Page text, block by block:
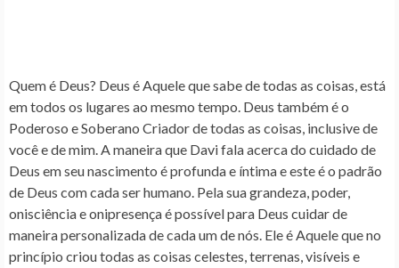
Quem é Deus? Deus é Aquele que sabe de todas as coisas, está
em todos os lugares ao mesmo tempo. Deus também é o
Poderoso e Soberano Criador de todas as coisas, inclusive de
você e de mim. A maneira que Davi fala acerca do cuidado de
Deus em seu nascimento é profunda e íntima e este é o padrão
de Deus com cada ser humano. Pela sua grandeza, poder,
onisciência e onipresença é possível para Deus cuidar de
maneira personalizada de cada um de nós. Ele é Aquele que no
princípio criou todas as coisas celestes, terrenas, visíveis e